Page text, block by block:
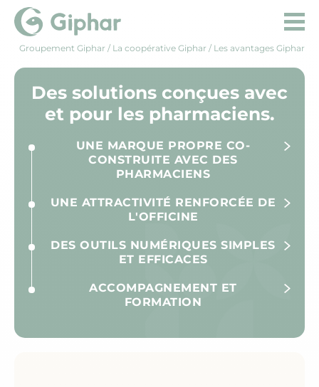
Groupement Giphar / La coopérative Giphar / Les avantages Giphar
Des solutions conçues avec
et pour les pharmaciens.
UNE MARQUE PROPRE CO-
CONSTRUITE AVEC DES
PHARMACIENS
UNE ATTRACTIVITÉ RENFORCÉE DE
L'OFFICINE
DES OUTILS NUMÉRIQUES SIMPLES
ET EFFICACES
ACCOMPAGNEMENT ET
FORMATION